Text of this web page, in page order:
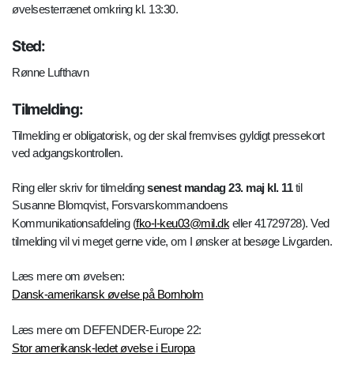
øvelsesterrænet omkring kl. 13:30.
Sted:
Rønne Lufthavn
Tilmelding:
Tilmelding er obligatorisk, og der skal fremvises gyldigt pressekort
ved adgangskontrollen.
Ring eller skriv for tilmeldingsenest mandag 23. maj kl. 11til
Susanne Blomqvist, Forsvarskommandoens
Kommunikationsafdeling (fko-l-keu03@mil.dk eller 41729728). Ved
tilmelding vil vi meget gerne vide, om I ønsker at besøge Livgarden.
Læs mere om øvelsen:
Dansk-amerikansk øvelse på Bornholm
Læs mere om DEFENDER-Europe 22:
Stor amerikansk-ledet øvelse i Europa